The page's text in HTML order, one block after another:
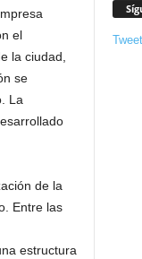
el
la ciudad,
se
La
de la
Entre las
estructura